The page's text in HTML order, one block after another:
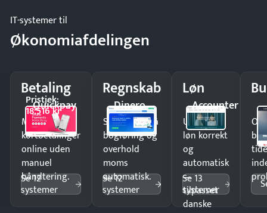
IT-systemer til
Økonomiafdelingen
Betaling
Quickpay
Pristjek:
18.516 kr
Modtag
kortbetalinger
online uden
manuel
håndtering.
Se 12
systemer
Regnskab
Dinero
Spar timer på
bogføring og
overhold
moms
automatisk.
Se 12
systemer
Løn
Accounter
Udbetal
løn korrekt
og
automatisk
—
tilpasset
danske
Se 13
systemer